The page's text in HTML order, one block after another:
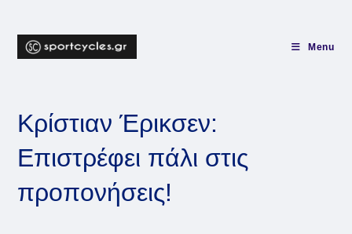
content
Menu
Κρίστιαν Έρικσεν:
Επιστρέφει πάλι στις
προπονήσεις!